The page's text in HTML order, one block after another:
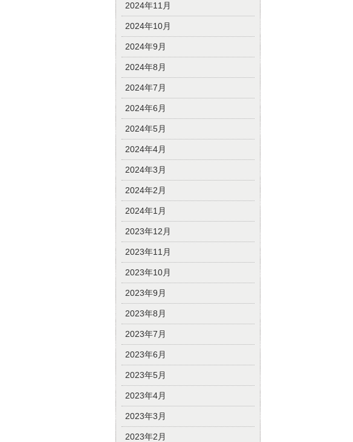
2024年11月
2024年10月
2024年9月
2024年8月
2024年7月
2024年6月
2024年5月
2024年4月
2024年3月
2024年2月
2024年1月
2023年12月
2023年11月
2023年10月
2023年9月
2023年8月
2023年7月
2023年6月
2023年5月
2023年4月
2023年3月
2023年2月